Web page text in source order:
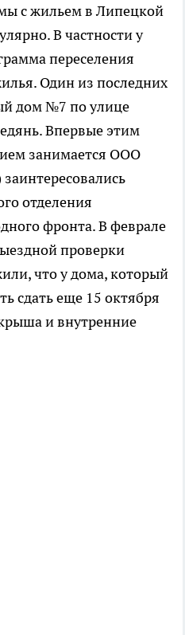
с жильем в Липецкой
В частности у
переселения
Один из последних
дом №7 по улице
Впервые этим
занимается ООО
отделения
фронта. В феврале
проверки
что у дома, который
сдать еще 15 октября
крыша и внутренние